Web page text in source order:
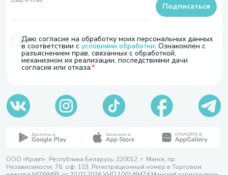
Даю согласие на обработку моих персональных данных
в соответствии с условиями обработки. Ознакомлен с
разъяснением прав, связанных с обработкой,
механизмом их реализации, последствиями дачи
согласия или отказа.
Подписаться
ООО «Кравт». Республика Беларусь, 220012, г. Минск, пр.
Независимости, 76, оф. 103. Регистрационный номер в Торговом